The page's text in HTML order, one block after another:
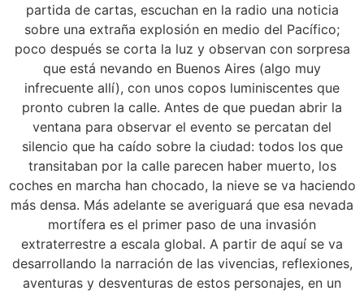
partida de cartas, escuchan en la radio una noticia
sobre una extraña explosión en medio del Pacífico;
poco después se corta la luz y observan con sorpresa
que está nevando en Buenos Aires (algo muy
infrecuente allí), con unos copos luminiscentes que
pronto cubren la calle. Antes de que puedan abrir la
ventana para observar el evento se percatan del
silencio que ha caído sobre la ciudad: todos los que
transitaban por la calle parecen haber muerto, los
coches en marcha han chocado, la nieve se va haciendo
más densa. Más adelante se averiguará que esa nevada
mortífera es el primer paso de una invasión
extraterrestre a escala global. A partir de aquí se va
desarrollando la narración de las vivencias, reflexiones,
aventuras y desventuras de estos personajes, en un